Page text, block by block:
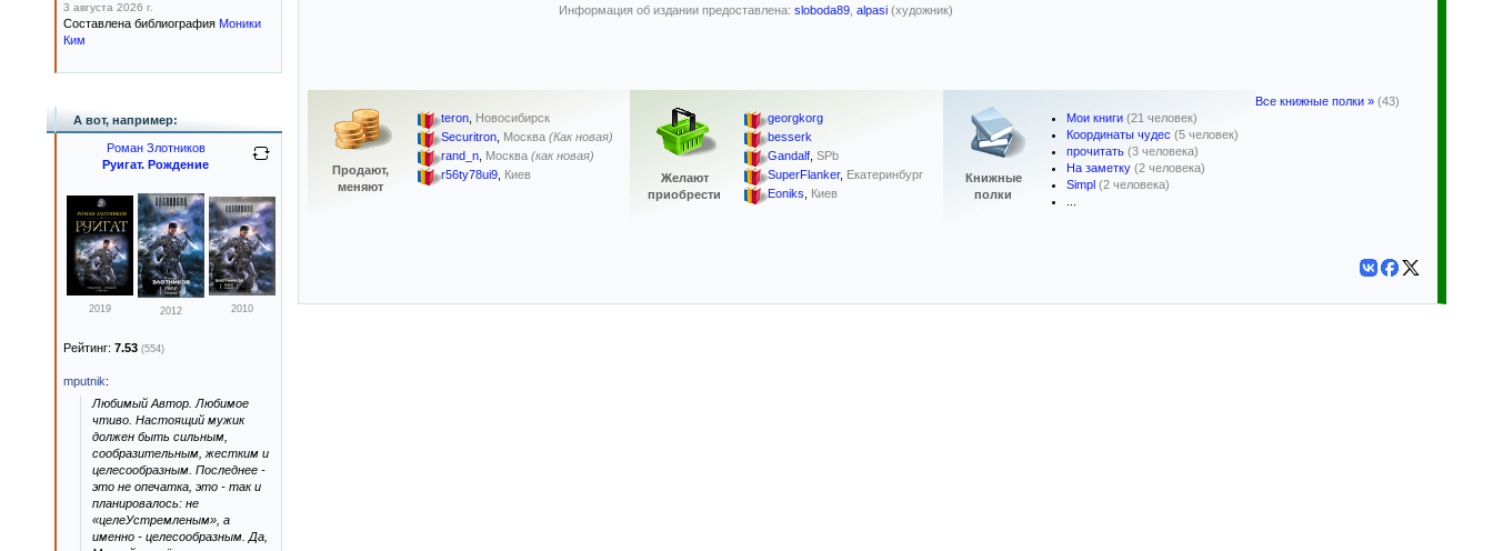
Информация об издании предоставлена: sloboda89 alpasi (художник)
Продают,
меняют
teron, Новосибирск
Securitron, Москва (Как новая)
rand_n, Москва (как новая)
r56ty78ui9, Киев
Желают
приобрести
georgkorg
besserk
Gandalf, SPb
SuperFlanker, Екатеринбург
Eoniks, Киев
Книжные
полки
Мои книги (21 человек)
Координаты чудес (5 человек)
прочитать (3 человека)
На заметку (2 человека)
Simpl (2 человека)
Все книжные полки » (43)
3 августа 2026 г.
Составлена библиография Моники
Ким
А вот, например:
Роман Злотников
Руигат. Рождение
2019 2012 2010
Рейтинг: 7.53 (554)
mputnik:
Любимый Автор. Любимое
чтиво. Настоящий мужик
должен быть сильным,
сообразительным, жестким и
целесообразным. Последнее -
это не опечатка, это - так и
планировалось: не
«целеУстремленым», а
именно - целесообразным. Да,